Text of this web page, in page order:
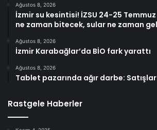
Ağustos 8, 2026
İzmir su kesintisi! İZSU 24-25
ne zaman bitecek, sular ne zaman
Ağustos 8, 2026
İzmir Karabağlar’da BİO fark yarattı
Ağustos 8, 2026
Tablet pazarında ağır darbe:
Rastgele Haberler